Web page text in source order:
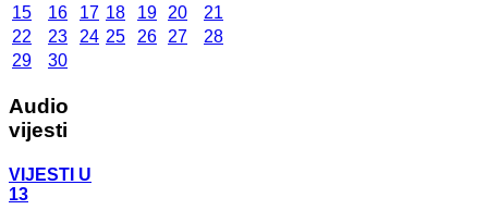
15
16 17 18 19 20
21
22
23 24 25 26 27
28
29
30
Audio
vijesti
VIJESTI U
13